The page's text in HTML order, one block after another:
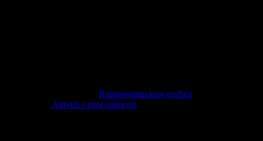
Rappresentazione grafica
Attività e procedimenti